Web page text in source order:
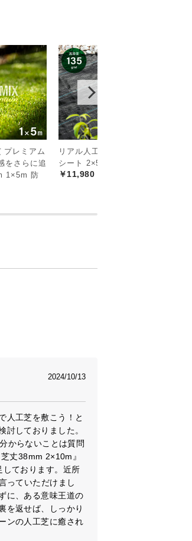
由
のクオリティを実
度
実現!
プレミアム
をさらに追
1×5m 防
リアル人工芝 高密度防草
シート 2×50m
￥11,980
2024/10/13
人工芝を敷こう！と
討しておりました。
からないことは質問
丈38mm 2×10m』
しております。近所
っていただけまし
に、ある意味王道の
を返せば、しっかり
ンの人工芝に癒され